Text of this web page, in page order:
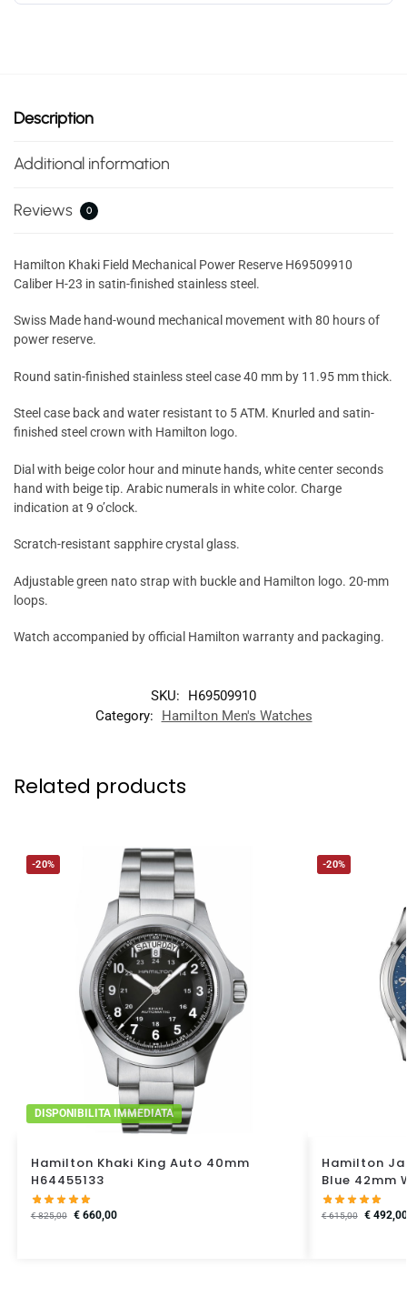
Description
Additional information
Reviews 0
Hamilton Khaki Field Mechanical Power Reserve H69509910
Caliber H-23 in satin-finished stainless steel.
Swiss Made hand-wound mechanical movement with 80 hours of
power reserve.
Round satin-finished stainless steel case 40 mm by 11.95 mm thick.
Steel case back and water resistant to 5 ATM. Knurled and satin-
finished steel crown with Hamilton logo.
Dial with beige color hour and minute hands, white center seconds
hand with beige tip. Arabic numerals in white color. Charge
indication at 9 o’clock.
Scratch-resistant sapphire crystal glass.
Adjustable green nato strap with buckle and Hamilton logo. 20-mm
loops.
Watch accompanied by official Hamilton warranty and packaging.
SKU:
H69509910
Category:
Hamilton Men's Watches
Related products
-20%
DISPONIBILITA IMMEDIATA
Hamilton Khaki King Auto 40mm
H64455133
€825,00 €660,00
-20%
Hamilton
Blue 42mm
€615,00 €492,00